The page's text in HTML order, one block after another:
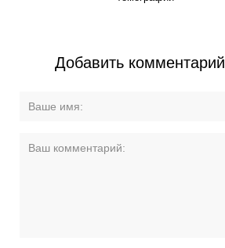
Добавить комментарий